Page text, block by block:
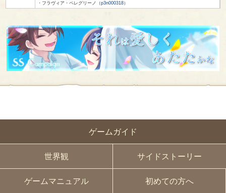
ゲームガイド
世界観 サイドストーリー
ゲームマニュアル 初めての方へ
・フラヴィア・ペレグリーノ（p3n000318）